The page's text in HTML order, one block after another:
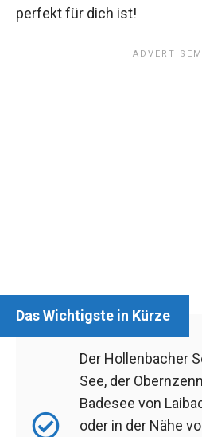
perfekt für dich ist!
Der Hollenbacher
See, der
Badesee von
oder in der Nähe